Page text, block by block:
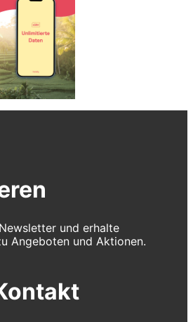
und erhalte
Angeboten und Aktionen.